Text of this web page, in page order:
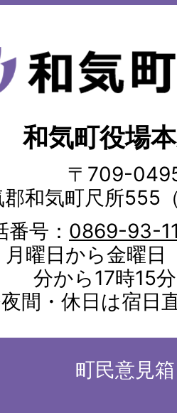
和気町役場
〒709-
郡和気町尺所555
番号： 0869-93-
月曜日から金曜
分から17時15
間・休日は宿日
町民意見箱